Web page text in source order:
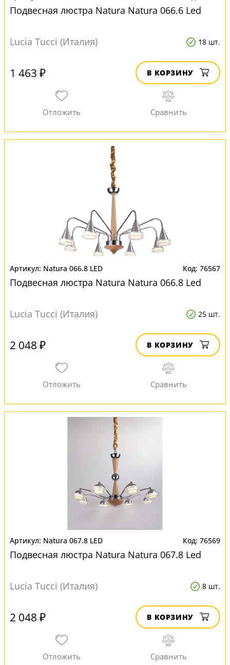
Подвесная люстра Natura Natura 066.6 Led
Lucia Tucci (Италия) 18 шт.
1 463 ₽ В КОРЗИНУ
Natura 066.8 LED 76567
Подвесная люстра Natura Natura 066.8 Led
Lucia Tucci (Италия) 25 шт.
2 048 ₽ В КОРЗИНУ
Natura 067.8 LED 76569
Подвесная люстра Natura Natura 067.8 Led
Lucia Tucci (Италия) 8 шт.
2 048 ₽ В КОРЗИНУ